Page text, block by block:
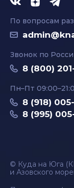
По вопросам
Звонок по
8 (800)
Пн–Пт
8 (918)
8 (995)
© Куда на Юга
и Азовского